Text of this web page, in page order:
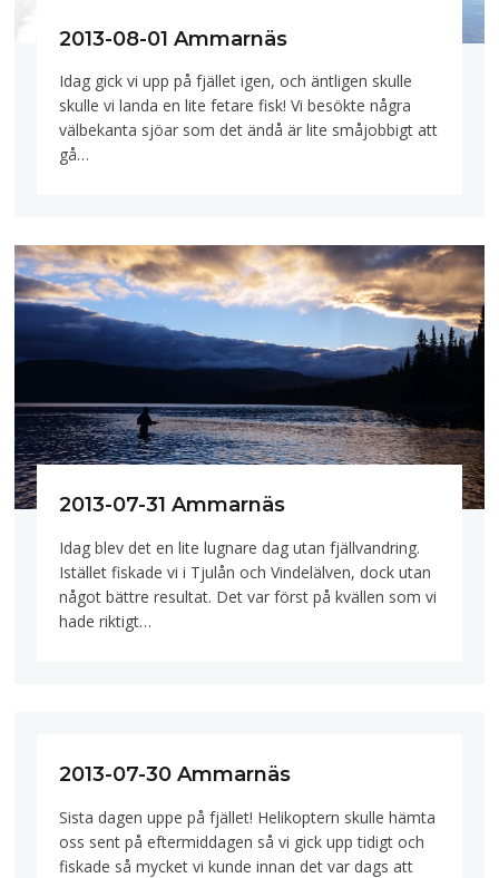
2013-08-01 Ammarnäs
Idag gick vi upp på fjället igen, och äntligen skulle
skulle vi landa en lite fetare fisk! Vi besökte några
välbekanta sjöar som det ändå är lite småjobbigt att
gå…
2013-07-31 Ammarnäs
Idag blev det en lite lugnare dag utan fjällvandring.
Istället fiskade vi i Tjulån och Vindelälven, dock utan
något bättre resultat. Det var först på kvällen som vi
hade riktigt…
2013-07-30 Ammarnäs
Sista dagen uppe på fjället! Helikoptern skulle hämta
oss sent på eftermiddagen så vi gick upp tidigt och
fiskade så mycket vi kunde innan det var dags att